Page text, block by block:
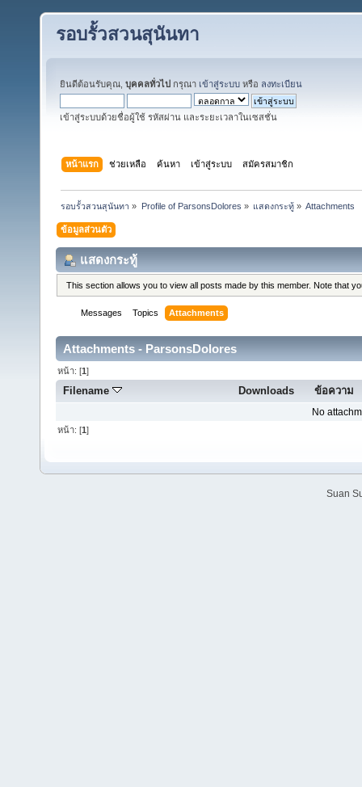
รอบรั้วสวนสุนันทา
ยินดีต้อนรับคุณ, บุคคลทั่วไป กรุณา เข้าสู่ระบบ หรือ ลงทะเบียน
เข้าสู่ระบบด้วยชื่อผู้ใช้ รหัสผ่าน และระยะเวลาในเซสชั่น
หน้าแรก ช่วยเหลือ ค้นหา เข้าสู่ระบบ สมัครสมาชิก
รอบรั้วสวนสุนันทา » Profile of ParsonsDolores » แสดงกระทู้» Attachments
ข้อมูลส่วนตัว
แสดงกระทู้
This section allows you to view all posts made by this member. Note that
Messages Topics Attachments
Attachments - ParsonsDolores
หน้า: [1]
Filename Downloads ข้อความ
No
หน้า: [1]
Suan